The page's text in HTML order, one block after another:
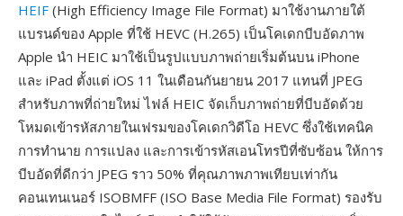
HEIF (High Efficiency Image File Format) มาใช้งานภายใต้
แบรนด์ของ Apple ที่ใช้ HEVC (H.265) เป็นโคเดกบีบอัดภาพ
Apple นำ HEIC มาใช้เป็นรูปแบบภาพถ่ายเริ่มต้นบน iPhone
และ iPad ตั้งแต่ iOS 11 ในเดือนกันยายน 2017 แทนที่ JPEG
สำหรับภาพที่ถ่ายใหม่ ไฟล์ HEIC จัดเก็บภาพถ่ายที่บีบอัดด้วย
โหมดเข้ารหัสภายในเฟรมของโคเดกวิดีโอ HEVC ซึ่งใช้เทคนิค
การทำนาย การแปลง และการเข้ารหัสเอนโทรปีที่ซับซ้อน ให้การ
บีบอัดที่ดีกว่า JPEG ราว 50% ที่คุณภาพภาพเทียบเท่ากัน
คอนเทนเนอร์ ISOBMFF (ISO Base Media File Format) รองรับ